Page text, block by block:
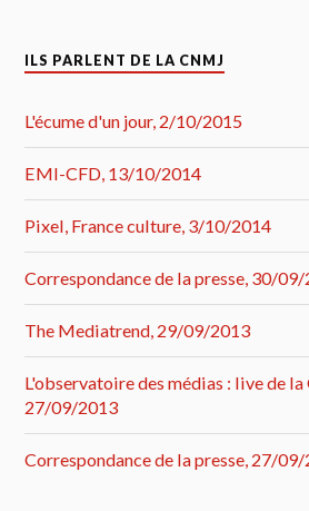
ILS PARLENT DE LA CNMJ
L'écume d'un jour, 2/10/2015
EMI-CFD, 13/10/2014
Pixel, France culture, 3/10/2014
Correspondance de la presse, 30/
The Mediatrend, 29/09/2013
L'observatoire des médias : live de
27/09/2013
Correspondance de la presse, 27/